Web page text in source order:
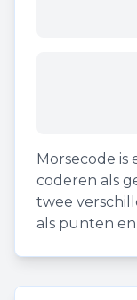
Morsecode
coderen als
twee
als punten